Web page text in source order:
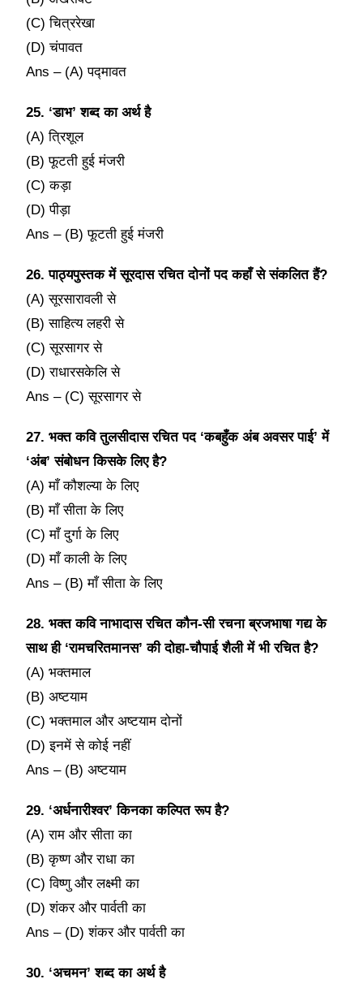
(C) चित्ररेखा
(D) चंपावत
Ans – (A) पद्मावत
25. ‘डाभ’ शब्द का अर्थ है
(A) त्रिशूल
(B) फूटती हुई मंजरी
(C) कड़ा
(D) पीड़ा
Ans – (B) फूटती हुई मंजरी
26. पाठ्यपुस्तक में सूरदास रचित दोनों पद कहाँ से संकलित हैं?
(A) सूरसारावली से
(B) साहित्य लहरी से
(C) सूरसागर से
(D) राधारसकेलि से
Ans – (C) सूरसागर से
27. भक्त कवि तुलसीदास रचित पद ‘कबहुँक अंब अवसर पाई’ में
‘अंब’ संबोधन किसके लिए है?
(A) माँ कौशल्या के लिए
(B) माँ सीता के लिए
(C) माँ दुर्गा के लिए
(D) माँ काली के लिए
Ans – (B) माँ सीता के लिए
28. भक्त कवि नाभादास रचित कौन-सी रचना ब्रजभाषा गद्य के
साथ ही ‘रामचरितमानस’ की दोहा-चौपाई शैली में भी रचित है?
(A) भक्तमाल
(B) अष्टयाम
(C) भक्तमाल और अष्टयाम दोनों
(D) इनमें से कोई नहीं
Ans – (B) अष्टयाम
29. ‘अर्धनारीश्वर’ किनका कल्पित रूप है?
(A) राम और सीता का
(B) कृष्ण और राधा का
(C) विष्णु और लक्ष्मी का
(D) शंकर और पार्वती का
Ans – (D) शंकर और पार्वती का
30. ‘अचमन’ शब्द का अर्थ है